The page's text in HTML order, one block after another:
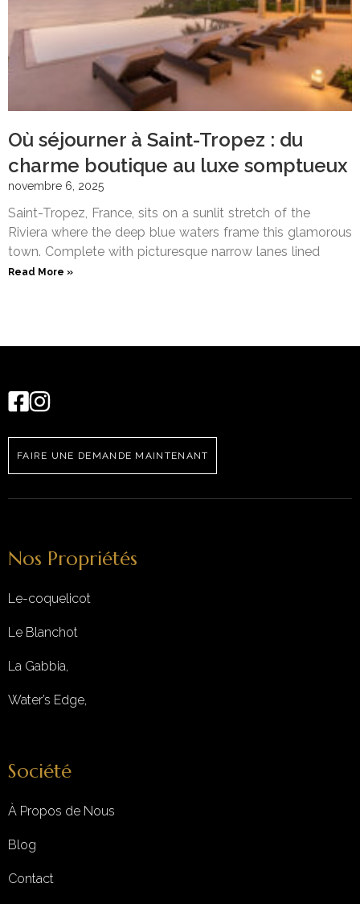
Où séjourner à Saint-Tropez : du
charme boutique au luxe somptueux
novembre 6, 2025
Saint-Tropez, France, sits on a sunlit stretch of the
Riviera where the deep blue waters frame this glamorous
town. Complete with picturesque narrow lanes lined
Read More »
FAIRE UNE DEMANDE MAINTENANT
Nos Propriétés
Le-coquelicot
Le Blanchot
La Gabbia,
Water’s Edge,
Société
À Propos de Nous
Blog
Contact